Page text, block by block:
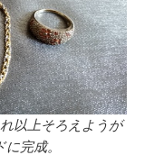
以上そろえようが
完成。